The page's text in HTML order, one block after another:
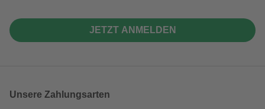
JETZT ANMELDEN
Unsere Zahlungsarten